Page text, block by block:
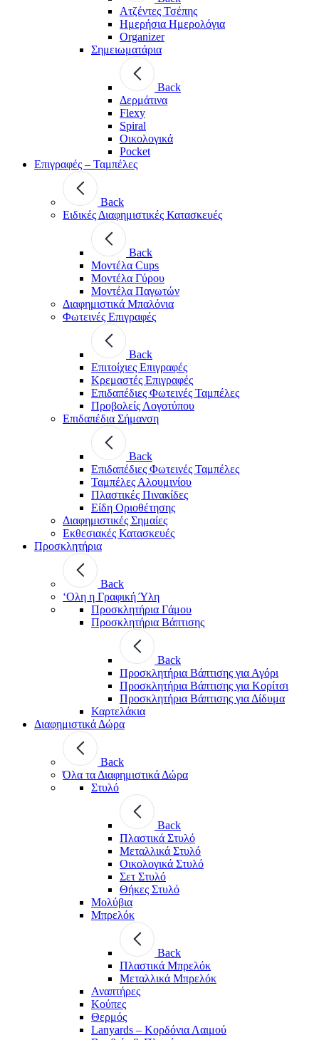
Ατζέντες Τσέπης
Ημερήσια Ημερολόγια
Organizer
Σημειωματάρια
Back
Δερμάτινα
Flexy
Spiral
Οικολογικά
Pocket
Επιγραφές – Ταμπέλες
Back
Ειδικές Διαφημιστικές Κατασκευές
Back
Μοντέλα Cups
Μοντέλα Γύρου
Μοντέλα Παγωτών
Διαφημιστικά Μπαλόνια
Φωτεινές Επιγραφές
Back
Επιτοίχιες Επιγραφές
Κρεμαστές Επιγραφές
Επιδαπέδιες Φωτεινές Ταμπέλες
Προβολείς Λογοτύπου
Επιδαπέδια Σήμανση
Back
Επιδαπέδιες Φωτεινές Ταμπέλες
Ταμπέλες Αλουμινίου
Πλαστικές Πινακίδες
Είδη Οριοθέτησης
Διαφημιστικές Σημαίες
Εκθεσιακές Κατασκευές
Προσκλητήρια
Back
‘Ολη η Γραφική Ύλη
Προσκλητήρια Γάμου
Προσκλητήρια Βάπτισης
Back
Προσκλητήρια Βάπτισης για Αγόρι
Προσκλητήρια Βάπτισης για Κορίτσι
Προσκλητήρια Βάπτισης για Δίδυμα
Καρτελάκια
Διαφημιστικά Δώρα
Back
Όλα τα Διαφημιστικά Δώρα
Στυλό
Back
Πλαστικά Στυλό
Μεταλλικά Στυλό
Οικολογικά Στυλό
Σετ Στυλό
Θήκες Στυλό
Μολύβια
Μπρελόκ
Back
Πλαστικά Μπρελόκ
Μεταλλικά Μπρελόκ
Αναπτήρες
Κούπες
Θερμός
Lanyards – Kορδόνια Λαιμού